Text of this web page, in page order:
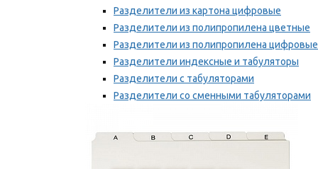
Разделители из картона цифровые
Разделители из полипропилена цветные
Разделители из полипропилена цифровые
Разделители индексные и табуляторы
Разделители с табуляторами
Разделители со сменными табуляторами